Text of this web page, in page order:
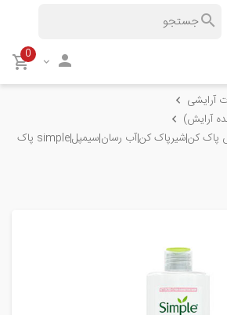
0
آرایشی
آرایش)
لوشن سیمپل simple|ارایش پاک کن|شیرپاک کن|آب رسان|سیمپل|simple پاک